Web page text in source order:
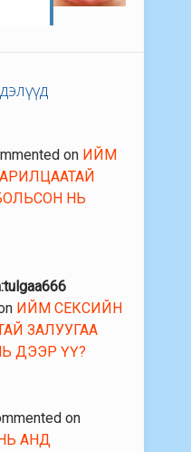
on ИЙМ
НЬ
ИЙМ СЕКСИЙН
ЗАЛУУГАА
ДЭЭР ҮҮ?
on
АНД